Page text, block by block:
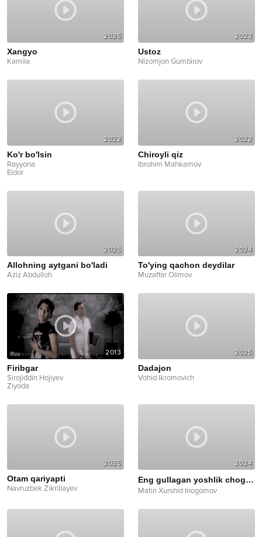
2025
Xangyo
Kamila
2023
Ustoz
Nizomjon Gumbirov
2022
Ko'r bo'lsin
Rayyona
Eldor
2022
Chiroyli qiz
Ibrohim Mahkamov
2025
Allohning aytgani bo'ladi
Aziz Abdulloh
2024
To'ying qachon deydilar
Muzaffar Olimov
2013
Firibgar
Sirojiddin Hojiyev
Ziyoda
2025
Dadajon
Vohid Ikromovich
2025
Otam qariyapti
Navruzbek Zikrillayev
2024
Eng gullagan yoshlik chog'imda
Matin Xurshid Inogomov